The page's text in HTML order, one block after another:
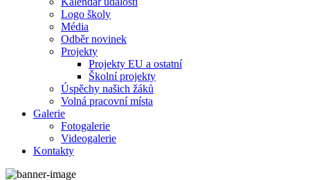
Logo školy
Média
Odběr novinek
Projekty
Projekty EU a ostatní
Školní projekty
Úspěchy našich žáků
Volná pracovní místa
Galerie
Fotogalerie
Videogalerie
Kontakty